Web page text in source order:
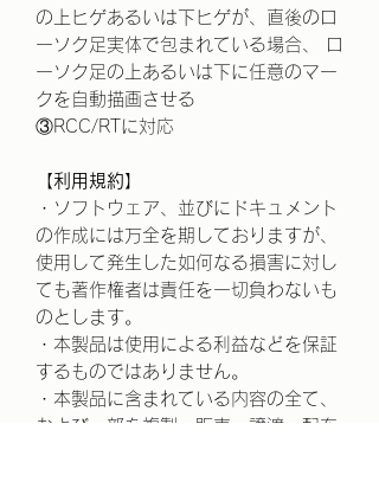
の上ヒゲあるいは下ヒゲが、直後のロ
ーソク足実体で包まれている場合、 ロ
ーソク足の上あるいは下に任意のマー
クを自動描画させる
③RCC/RTに対応
【利用規約】
・ソフトウェア、並びにドキュメント
の作成には万全を期しておりますが、
使用して発生した如何なる損害に対し
ても著作権者は責任を一切負わないも
のとします。
・本製品は使用による利益などを保証
するものではありません。
・本製品に含まれている内容の全て、
および一部を複製、販売、譲渡、配布